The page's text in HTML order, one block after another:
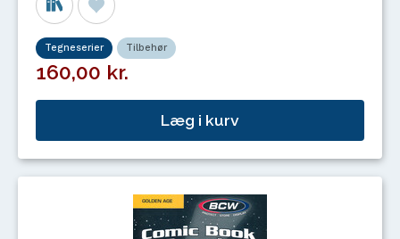
Tegneserier Tilbehør
160,00 kr.
Læg i kurv